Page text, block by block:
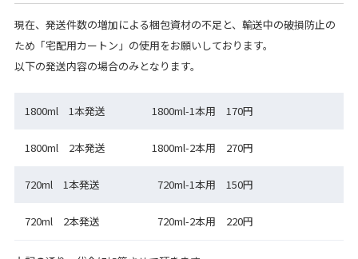
現在、発送件数の増加による梱包資材の不足と、輸送中の破損防止の
ため「宅配用カートン」の使用をお願いしております。
以下の発送内容の場合のみとなります。
1800ml 1本発送 1800ml-1本用 170円
1800ml 2本発送 1800ml-2本用 270円
720ml 1本発送 720ml-1本用 150円
720ml 2本発送 720ml-2本用 220円